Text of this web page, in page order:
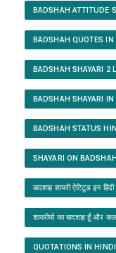
BADSHAH ATTITUDE
BADSHAH QUOTES IN
BADSHAH SHAYARI 2
BADSHAH SHAYARI IN
BADSHAH STATUS
SHAYARI ON BADSHAH
बादशाह शायरी ऐटिटूड इन हिंदी
शायरीयो का बादशाह हूँ और
QUOTATIONS IN HINDI